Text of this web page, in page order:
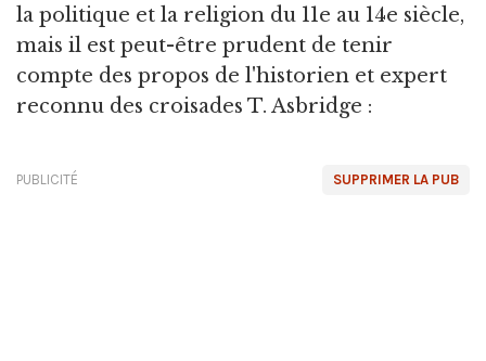
la politique et la religion du 11e au 14e siècle,
mais il est peut-être prudent de tenir
compte des propos de l'historien et expert
reconnu des croisades T. Asbridge :
SUPPRIMER LA PUB
PUBLICITÉ